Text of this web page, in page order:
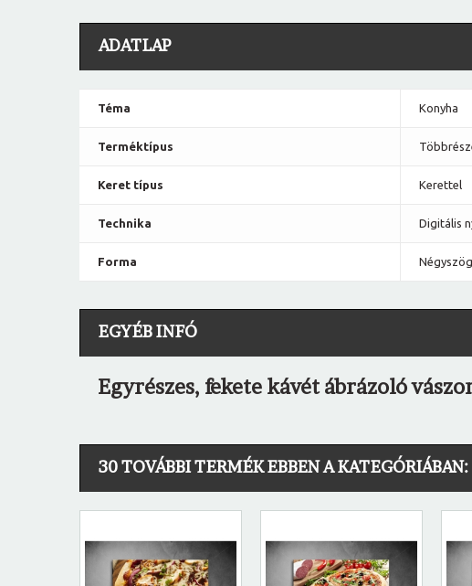
ADATLAP
Téma Konyha
Terméktípus
Keret típus Kerettel
Technika Digitális
Forma
EGYÉB INFÓ
Egyrészes, fekete kávét ábrázoló
30 TOVÁBBI TERMÉK EBBEN A KATEGÓRIÁBAN: